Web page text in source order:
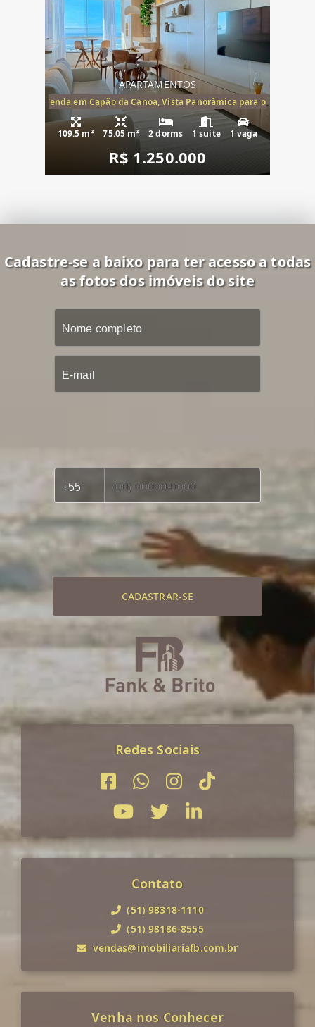
APARTAMENTOS
Mar à Venda em Capão da Canoa, Vista Panorâmica para o Mar, 2
109.5 m² 75.05 m² 2 dorms 1 suíte 1 vaga
R$ 1.250.000
Cadastre-se a baixo para ter acesso a todas
as fotos dos imóveis do site
CADASTRAR-SE
Redes Sociais
Contato
(51) 98318-1110
(51) 98186-8555
vendas@imobiliariafb.com.br
Venha nos Conhecer